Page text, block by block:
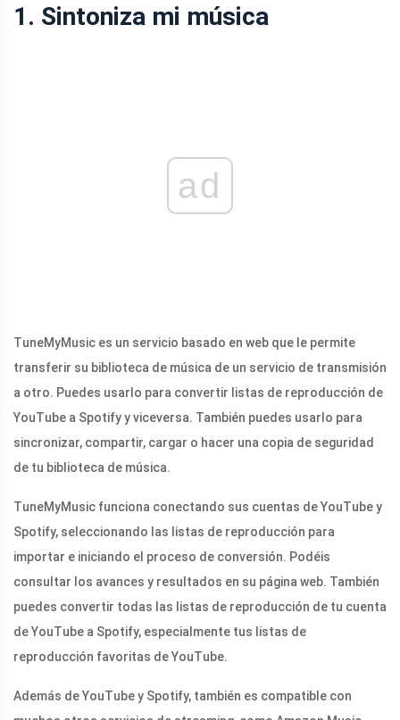
1. Sintoniza mi música
ad
TuneMyMusic es un servicio basado en web que le permite
transferir su biblioteca de música de un servicio de transmisión
a otro. Puedes usarlo para convertir listas de reproducción de
YouTube a Spotify y viceversa. También puedes usarlo para
sincronizar, compartir, cargar o hacer una copia de seguridad
de tu biblioteca de música.
TuneMyMusic funciona conectando sus cuentas de YouTube y
Spotify, seleccionando las listas de reproducción para
importar e iniciando el proceso de conversión. Podéis
consultar los avances y resultados en su página web. También
puedes convertir todas las listas de reproducción de tu cuenta
de YouTube a Spotify, especialmente tus listas de
reproducción favoritas de YouTube.
Además de YouTube y Spotify, también es compatible con